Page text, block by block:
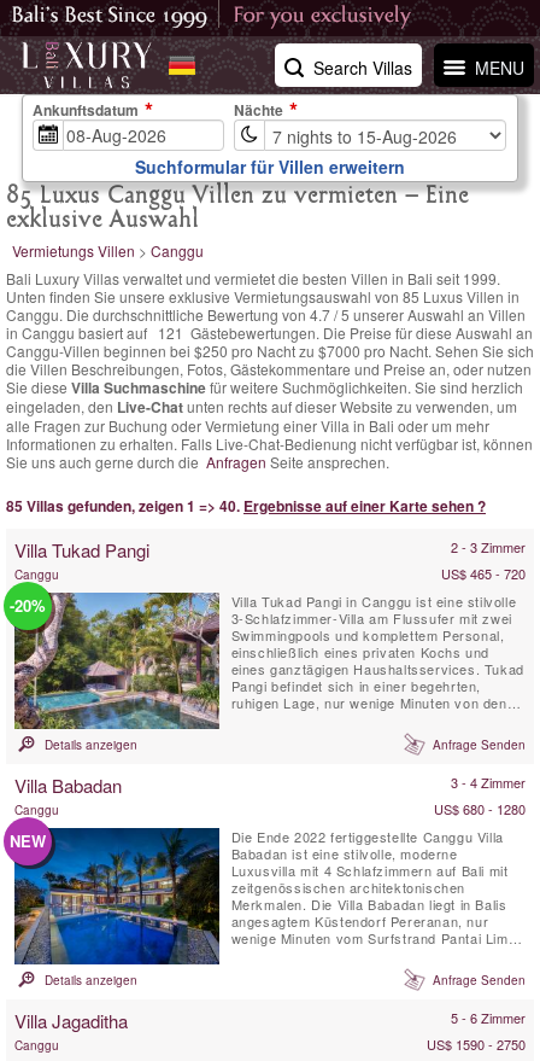
MENU
Search Villas
85 Luxus Canggu Villen zu vermieten – Eine
exklusive Auswahl
Vermietungs Villen > Canggu
Bali Luxury Villas verwaltet und vermietet die besten Villen in Bali seit 1999.
Unten finden Sie unsere exklusive Vermietungsauswahl von 85 Luxus Villen in
Canggu. Die durchschnittliche Bewertung von 4.7/5 unserer Auswahl an Villen
in Canggu basiert auf 121 Gästebewertungen. Die Preise für diese Auswahl an
Canggu-Villen beginnen bei $250 pro Nachtzu $7000 pro Nacht. Sehen Sie sich
die Villen Beschreibungen, Fotos, Gästekommentare und Preise an, oder nutzen
Sie diese Villa Suchmaschinefür weitere Suchmöglichkeiten. Sie sind herzlich
eingeladen, den Live-Chatunten rechts auf dieser Website zu verwenden, um
alle Fragen zur Buchung oder Vermietung einer Villa in Bali oder um mehr
Informationen zu erhalten. Falls Live-Chat-Bedienung nicht verfügbar ist, können
Sie uns auch gerne durch die Anfragen Seite ansprechen.
85 Villas gefunden, zeigen 1 => 40. Ergebnisse auf einer Karte sehen ?
Villa Tukad Pangi 2 - 3 Zimmer
Canggu US$ 465 - 720
-20%
Villa Tukad Pangi in Canggu ist eine stilvolle
3-Schlafzimmer-Villa am Flussufer mit zwei
Swimmingpools und komplettem Personal,
einschließlich eines privaten Kochs und
eines ganztägigen Haushaltsservices. Tukad
Pangi befindet sich in einer begehrten,
ruhigen Lage, nur wenige Minuten von den
Stränden in Pererenan entfernt. Die
umweltfreundliche Villa Tukad Pangi ist keine
Details anzeigen Anfrage Senden
Villa Babadan 3 - 4 Zimmer
Canggu US$ 680 - 1280
NEW
Die Ende 2022 fertiggestellte Canggu Villa
Babadan ist eine stilvolle, moderne
Luxusvilla mit 4 Schlafzimmern auf Bali mit
zeitgenössischen architektonischen
Merkmalen. Die Villa Babadan liegt in Balis
angesagtem Küstendorf Pereranan, nur
wenige Minuten vom Surfstrand Pantai Lima
Innenräumen, die durch viel natürliches Licht
aufgewertet werden, befindet sich die Villa
Details anzeigen Anfrage Senden
Villa Jagaditha 5 - 6 Zimmer
Canggu
US$ 1590 - 2750
Ankunftsdatum Nächte
Suchformular für Villen erweitern